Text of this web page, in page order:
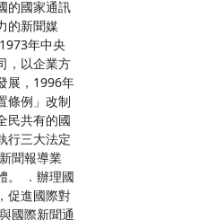
的國家通訊
的新聞媒
年中央
，以企業方
展，1996年
條例」改制
民共有的國
行三大法定
聞報導業
。 ．辦理國
促進國際對
國際新聞通